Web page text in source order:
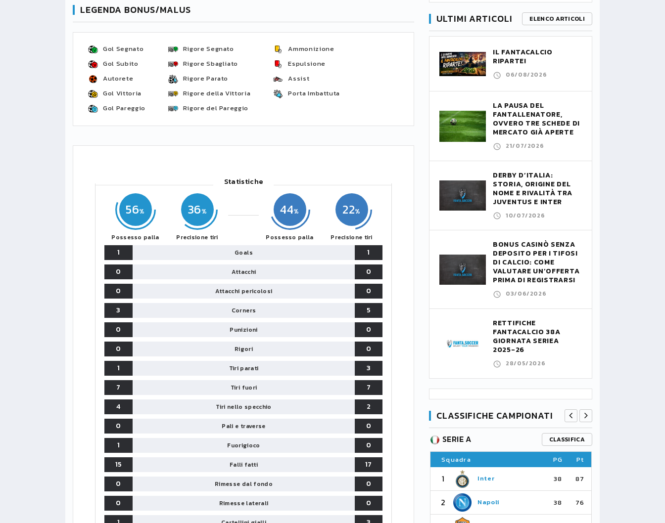
LEGENDA BONUS/MALUS
Gol Segnato
Gol Subito
Autorete
Gol Vittoria
Gol Pareggio
Rigore Segnato
Rigore Sbagliato
Rigore Parato
Rigore della Vittoria
Rigore del Pareggio
Ammonizione
Espulsione
Assist
Porta Imbattuta
Statistiche
56
Possesso palla
36
Precisione tiri
44
Possesso palla
22
Precisione tiri
1 Goals
1
0
Attacchi
0
0
Attacchi pericolosi
0
3
Corners
5
0
Punizioni
0
0
Rigori
0
1
Tiri parati
3
7
Tiri fuori
7
4
Tiri nello specchio
2
0
Pali e traverse
0
1
Fuorigioco
0
15
Falli fatti
17
0
Rimesse dal fondo
0
0
Rimesse laterali
0
ULTIMI ARTICOLI ELENCO ARTICOLI
IL FANTACALCIO
RIPARTE!
06/08/2026
LA PAUSA DEL
FANTALLENATORE,
OVVERO TRE SCHEDE DI
MERCATO GIÀ APERTE
21/07/2026
DERBY D’ITALIA:
STORIA, ORIGINE DEL
NOME E RIVALITÀ TRA
JUVENTUS E INTER
10/07/2026
BONUS CASINÒ SENZA
DEPOSITO PER I TIFOSI
DI CALCIO: COME
VALUTARE UN’OFFERTA
PRIMA DI REGISTRARSI
03/06/2026
RETTIFICHE
FANTACALCIO 38A
GIORNATA SERIEA
2025-26
28/05/2026
CLASSIFICHE CAMPIONATI
LIGUE1
Squadra
PSG
67
CLASSIFICA
PG
38
2
SERIE A CLASSIFICA
Squadra PG Pt
1 Inter 38 87
2 Napoli 38 76